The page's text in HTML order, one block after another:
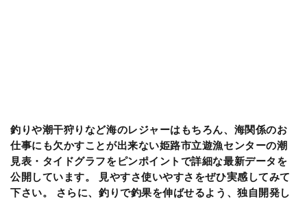
釣りや潮干狩りなど海のレジャーはもちろん、海関係のお
仕事にも欠かすことが出来ない姫路市立遊漁センターの潮
見表・タイドグラフをピンポイントで詳細な最新データを
公開しています。 見やすさ使いやすさをぜひ実感してみて
下さい。 さらに、釣りで釣果を伸ばせるよう、独自開発し